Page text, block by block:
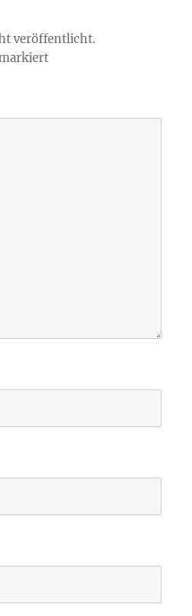
veröffentlicht.